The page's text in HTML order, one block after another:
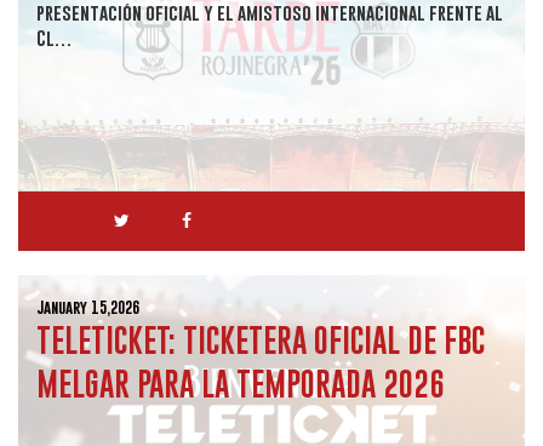
presentación oficial y el amistoso internacional frente al
Cl…
January 15,2026
TELETICKET: TICKETERA OFICIAL DE FBC
MELGAR PARA LA TEMPORADA 2026